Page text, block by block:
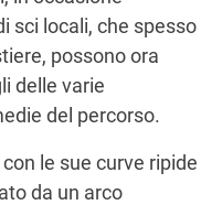
sci locali, che spesso
possono ora
delle varie
del percorso.
le sue curve ripide
da un arco